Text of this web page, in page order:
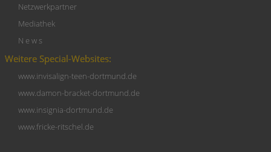
Netzwerkpartner
Mediathek
N e w s
Weitere Special-Websites:
www.invisalign-teen-dortmund.de
www.damon-bracket-dortmund.de
www.insignia-dortmund.de
www.fricke-ritschel.de